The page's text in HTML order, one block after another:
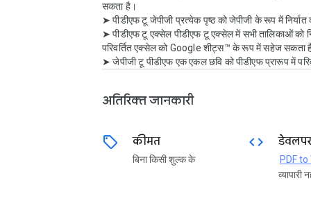
सकता है।
➤ पीडीएफ टू जेपीजी प्रत्येक पृष्ठ को जेपीजी के रूप में निर्यात
➤ पीडीएफ टू एक्सेल पीडीएफ टू एक्सेल में सभी तालिकाओं को
परिवर्तित एक्सेल को Google शीट्स™ के रूप में सहेज सकता
➤ जेपीजी टू पीडीएफ एक एकल छवि को पीडीएफ प्रारूप में
अतिरिक्त जानकारी
sell कीमत
बिना किसी शुल्क के
code डेवलपर
व्यापारी